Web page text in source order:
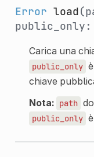
Error load
public_only:
Carica una
public_only è
chiave
Nota: path
public_only è